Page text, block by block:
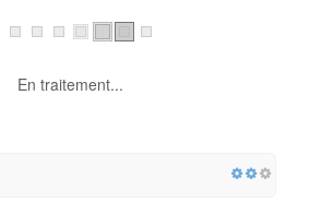
En traitement...